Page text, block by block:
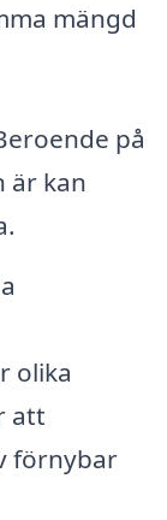
mängd
på
är kan
olika
att
förnybar